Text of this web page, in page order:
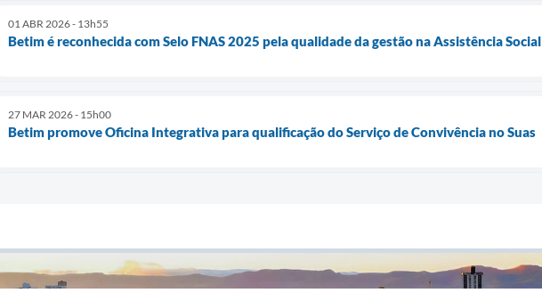
01 ABR 2026 - 13h55
Betim é reconhecida com Selo FNAS 2025 pela qualidade da gestão na Assistência Social
27 MAR 2026 - 15h00
Betim promove Oficina Integrativa para qualificação do Serviço de Convivência no Suas